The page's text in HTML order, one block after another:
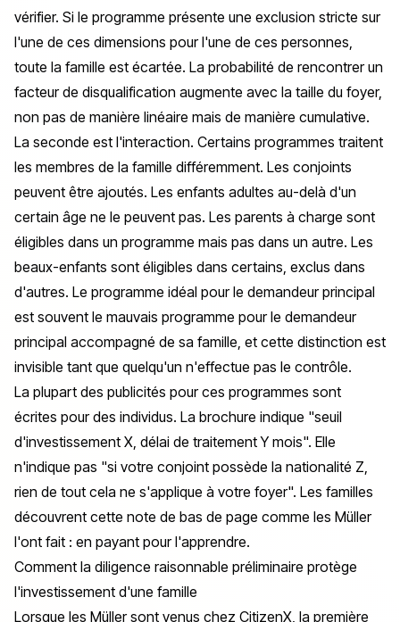
vérifier. Si le programme présente une exclusion stricte sur
l'une de ces dimensions pour l'une de ces personnes,
toute la famille est écartée. La probabilité de rencontrer un
facteur de disqualification augmente avec la taille du foyer,
non pas de manière linéaire mais de manière cumulative.
La seconde est l'interaction. Certains programmes traitent
les membres de la famille différemment. Les conjoints
peuvent être ajoutés. Les enfants adultes au-delà d'un
certain âge ne le peuvent pas. Les parents à charge sont
éligibles dans un programme mais pas dans un autre. Les
beaux-enfants sont éligibles dans certains, exclus dans
d'autres. Le programme idéal pour le demandeur principal
est souvent le mauvais programme pour le demandeur
principal accompagné de sa famille, et cette distinction est
invisible tant que quelqu'un n'effectue pas le contrôle.
La plupart des publicités pour ces programmes sont
écrites pour des individus. La brochure indique "seuil
d'investissement X, délai de traitement Y mois". Elle
n'indique pas "si votre conjoint possède la nationalité Z,
rien de tout cela ne s'applique à votre foyer". Les familles
découvrent cette note de bas de page comme les Müller
l'ont fait : en payant pour l'apprendre.
Comment la diligence raisonnable préliminaire protège
l'investissement d'une famille
Lorsque les Müller sont venus chez CitizenX, la première